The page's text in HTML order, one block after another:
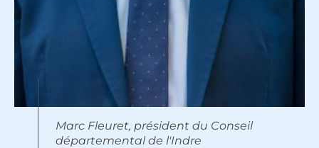
Marc Fleuret, président du Conseil
départemental de l'Indre